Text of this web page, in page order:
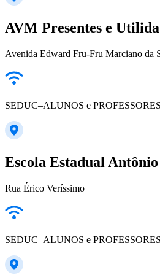
AVM Presentes e
Avenida Edward Fru-Fru Marciano da
SEDUC–ALUNOS e PROFESSORES
Escola Estadual
Rua Érico Veríssimo
SEDUC–ALUNOS e PROFESSORES